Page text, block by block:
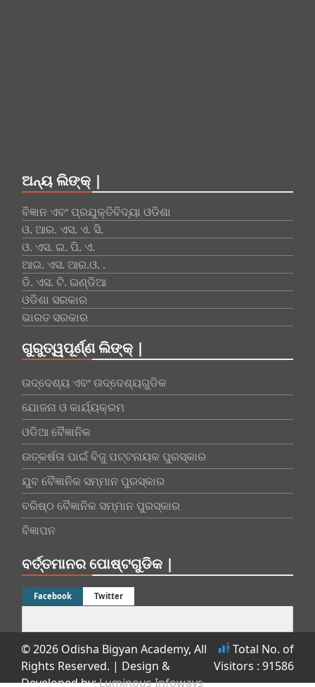
ଅନ୍ୟ ଲିଙ୍କ୍ |
ବିଜ୍ଞାନ ଏବଂ ପ୍ରଯୁକ୍ତିବିଦ୍ୟା ଓଡିଶା
ଓ. ଆର. ଏସ. ଏ. ସି.
ଓ. ଏସ. ଇ. ପି. ଏ.
ଆଇ. ଏସ. ଆର.ଓ. .
ଡି. ଏସ. ଟି. ଇଣ୍ଡିଆ
ଓଡିଶା ସରକାର
ଭାରତ ସରକାର
ଗୁରୁତ୍ୱପୂର୍ଣ୍ଣ ଲିଙ୍କ୍ |
ଉଦ୍ଦେଶ୍ୟ ଏବଂ ଉଦ୍ଦେଶ୍ୟଗୁଡିକ
ଯୋଜନା ଓ କାର୍ଯ୍ୟକ୍ରମ
ଓଡିଆ ବୈଜ୍ଞାନିକ
ଉତ୍କର୍ଷତା ପାଇଁ ବିଜୁ ପଟ୍ଟନାୟକ ପୁରସ୍କାର
ଯୁବ ବୈଜ୍ଞାନିକ ସମ୍ମାନ ପୁରସ୍କାର
ବରିଷ୍ଠ ବୈଜ୍ଞାନିକ ସମ୍ମାନ ପୁରସ୍କାର
ବିଜ୍ଞାପନ
ବର୍ତ୍ତମାନର ପୋଷ୍ଟଗୁଡିକ |
Facebook Twitter
© 2026 Odisha Bigyan Academy, All
Rights Reserved. | Design &
Developed by:Luminous Infoways
Total No. of
Visitors : 91586